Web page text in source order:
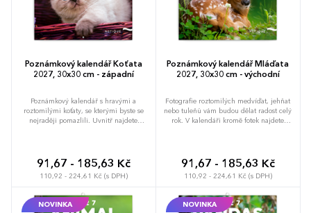
Poznámkový kalendář Koťata
2027, 30x30 cm - západní
Poznámkový kalendář s hravými a
roztomilými koťaty, se kterými byste se
nejraději pomazlili. Uvnitř najdete
poznámky na každý den.
91,67 - 185,63 Kč
110,92 - 224,61 Kč (s DPH)
Poznámkový kalendář Mláďata
2027, 30x30 cm - východní
Fotografie roztomilých medvíďat, jehňat
nebo tuleňů vám budou dělat radost celý
rok. V kalendáři kromě fotek najdete
poznámky na každý den.
91,67 - 185,63 Kč
110,92 - 224,61 Kč (s DPH)
NOVINKA NOVINKA